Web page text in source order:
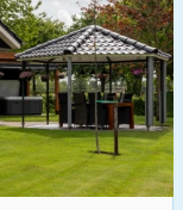
18
25
35